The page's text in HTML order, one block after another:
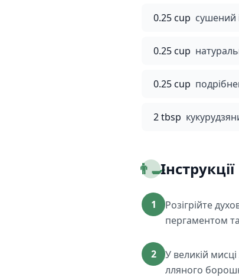
0.25 cup сушений
0.25 cup
0.25 cup
2 tbsp
👨‍🍳Інструкції
1
Розігрійте
пергаментом
2
У великій
лляного